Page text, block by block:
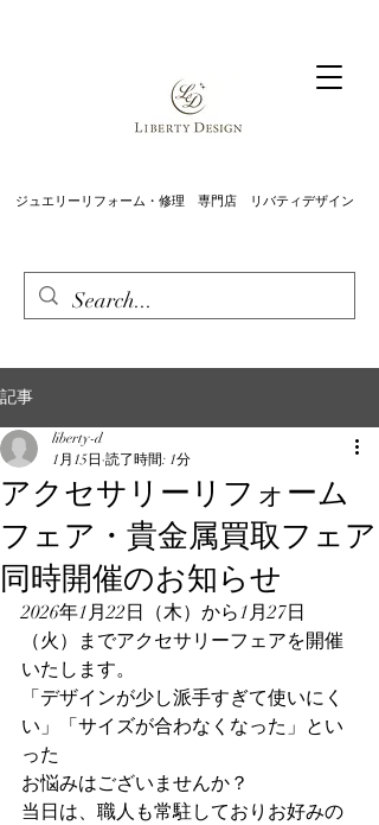
ジュエリーリフォーム・修理 専門店 リバティデザイン
記事
アクセサリーリフォーム
フェア・貴金属買取フェア
同時開催のお知らせ
liberty-d
1月15日 読了時間: 1分
2026年1月22日（木）から1月27日
（火）までアクセサリーフェアを開催
いたします。
「デザインが少し派手すぎて使いにく
い」「サイズが合わなくなった」とい
った
お悩みはございませんか？
当日は、職人も常駐しておりお好みの